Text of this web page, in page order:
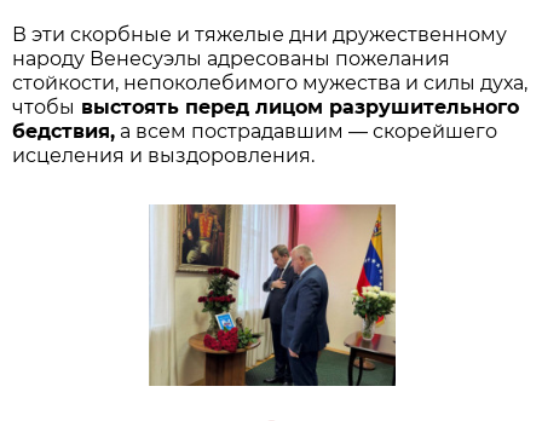
В эти скорбные и тяжелые дни дружественному
народу Венесуэлы адресованы пожелания
стойкости, непоколебимого мужества и силы духа,
чтобы выстоять перед лицом разрушительного
бедствия, а всем пострадавшим — скорейшего
исцеления и выздоровления.